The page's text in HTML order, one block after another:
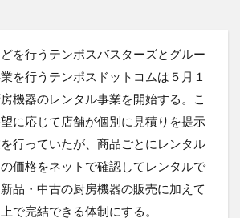
を行うテンポスバスターズとグルー
を行うテンポスドットコムは５月１
機器のレンタル事業を開始する。こ
に応じて店舗が個別に見積りを提示
行っていたが、商品ごとにレンタル
価格をネットで確認してレンタルで
品・中古の厨房機器の販売に加えて
で完結できる体制にする。